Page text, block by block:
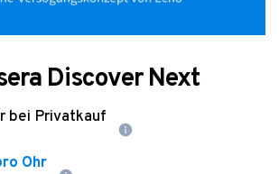
Discover Next
bei Privatkauf
Ohr